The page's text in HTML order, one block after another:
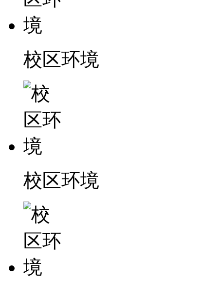
校区环境
校区环境